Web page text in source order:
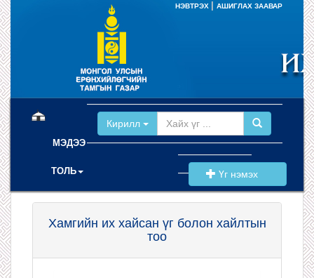
НЭВТРЭХ АШИГЛАХ ЗААВАР
МЭДЭЭ
ТОЛЬ
Кирилл
Үг нэмэх
Хамгийн их хайсан үг болон хайлтын
тоо